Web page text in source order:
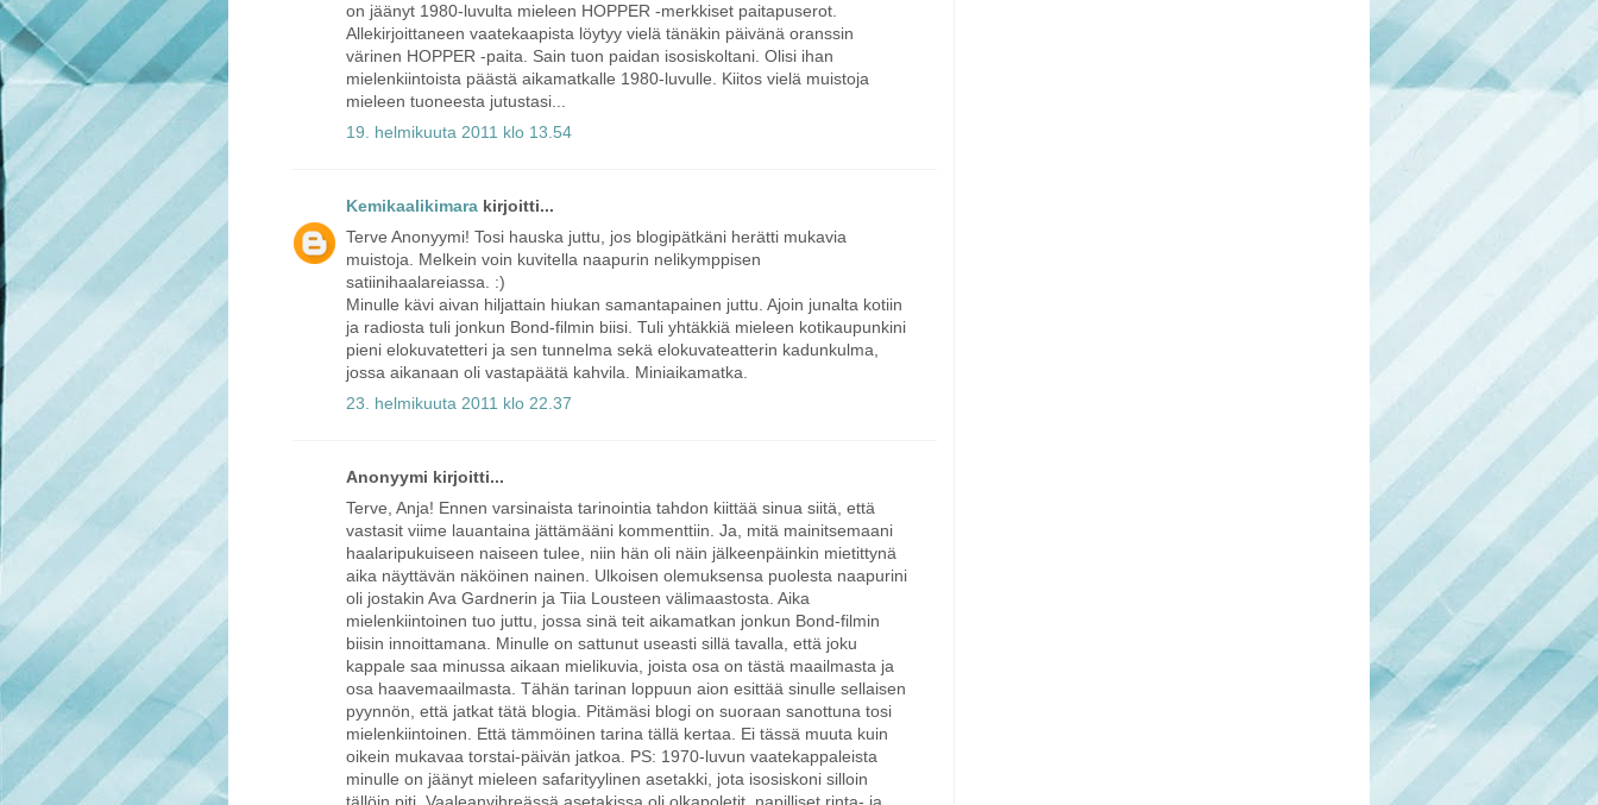
on jäänyt 1980-luvulta mieleen HOPPER -merkkiset paitapuserot.
Allekirjoittaneen vaatekaapista löytyy vielä tänäkin päivänä oranssin
värinen HOPPER -paita. Sain tuon paidan isosiskoltani. Olisi ihan
mielenkiintoista päästä aikamatkalle 1980-luvulle. Kiitos vielä muistoja
mieleen tuoneesta jutustasi...
19. helmikuuta 2011 klo 13.54
Kemikaalikimara kirjoitti...
Terve Anonyymi! Tosi hauska juttu, jos blogipätkäni herätti mukavia
muistoja. Melkein voin kuvitella naapurin nelikymppisen
satiinihaalareiassa. :)
Minulle kävi aivan hiljattain hiukan samantapainen juttu. Ajoin junalta kotiin
ja radiosta tuli jonkun Bond-filmin biisi. Tuli yhtäkkiä mieleen kotikaupunkini
pieni elokuvatetteri ja sen tunnelma sekä elokuvateatterin kadunkulma,
jossa aikanaan oli vastapäätä kahvila. Miniaikamatka.
23. helmikuuta 2011 klo 22.37
Anonyymi kirjoitti...
Terve, Anja! Ennen varsinaista tarinointia tahdon kiittää sinua siitä, että
vastasit viime lauantaina jättämääni kommenttiin. Ja, mitä mainitsemaani
haalaripukuiseen naiseen tulee, niin hän oli näin jälkeenpäinkin mietittynä
aika näyttävän näköinen nainen. Ulkoisen olemuksensa puolesta naapurini
oli jostakin Ava Gardnerin ja Tiia Lousteen välimaastosta. Aika
mielenkiintoinen tuo juttu, jossa sinä teit aikamatkan jonkun Bond-filmin
biisin innoittamana. Minulle on sattunut useasti sillä tavalla, että joku
kappale saa minussa aikaan mielikuvia, joista osa on tästä maailmasta ja
osa haavemaailmasta. Tähän tarinan loppuun aion esittää sinulle sellaisen
pyynnön, että jatkat tätä blogia. Pitämäsi blogi on suoraan sanottuna tosi
mielenkiintoinen. Että tämmöinen tarina tällä kertaa. Ei tässä muuta kuin
oikein mukavaa torstai-päivän jatkoa. PS: 1970-luvun vaatekappaleista
minulle on jäänyt mieleen safarityylinen asetakki, jota isosiskoni silloin